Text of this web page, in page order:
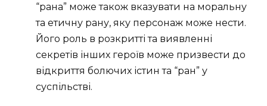
“рана” може також вказувати на моральну
та етичну рану, яку персонаж може нести.
Його роль в розкритті та виявленні
секретів інших героїв може призвести до
відкриття болючих істин та “ран” у
суспільстві.